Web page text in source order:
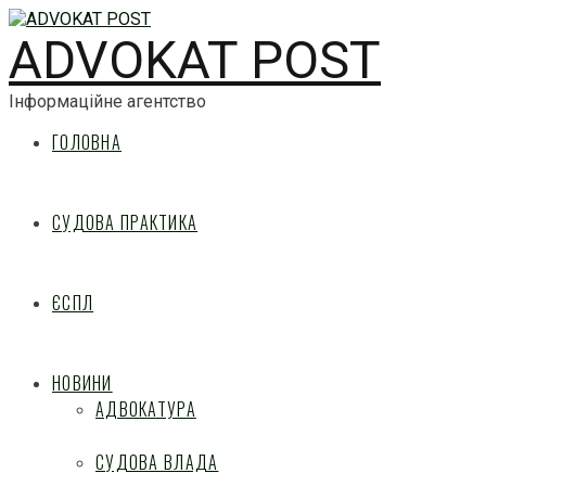
ADVOKAT POST
Інформаційне агентство
ГОЛОВНА
СУДОВА ПРАКТИКА
ЄСПЛ
НОВИНИ
АДВОКАТУРА
СУДОВА ВЛАДА